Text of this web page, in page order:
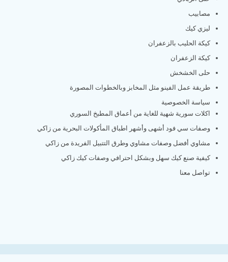
مصابيب
ليزي كيك
كيكة الحليب بالزعفران
كيكة الزعفران
حلى الخشخش
طريقة عمل الفينو مثل المخابز وبالخطوات المصورة
سياسة الخصوصية
اكلات سورية شهية للغاية من أعماق المطبخ السوري
وصفات سي فود أشهى وأشهر اطباق المأكولات البحرية من زاكي
مشاوي أفضل وصفات مشاوي وطرق التتبيل الفريدة من زاكي
كيفية صنع كيك سهل وبشكل احترافي وصفات كيك زاكي
تواصل معنا